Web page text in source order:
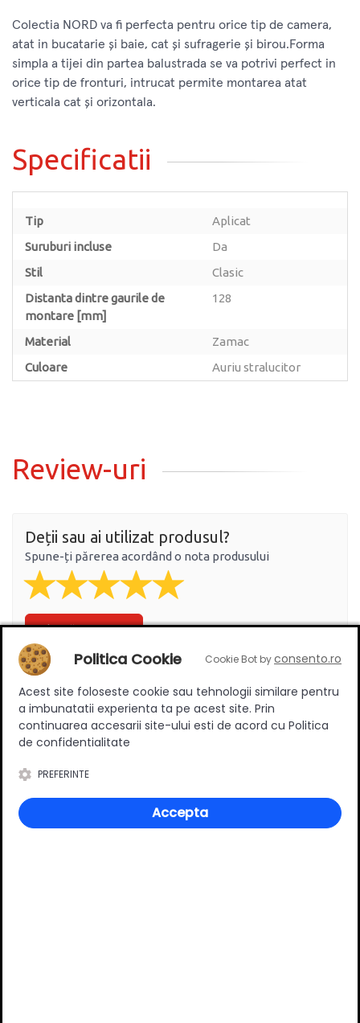
Colectia NORD va fi perfecta pentru orice tip de camera,
atat in bucatarie și baie, cat și sufragerie și birou.Forma
simpla a tijei din partea balustrada se va potrivi perfect in
orice tip de fronturi, intrucat permite montarea atat
verticala cat și orizontala.
Specificatii
Tip
Aplicat
Suruburi incluse
Da
Stil
Clasic
Distanta dintre gaurile de
montare [mm]
128
Material
Zamac
Culoare
Auriu stralucitor
Review-uri
Deții sau ai utilizat produsul?
Spune-ți părerea acordând o nota produsului
Adaugă un review
Ratingul general al produsului
0 (0 review-uri)
Politica Cookie Cookie Bot byconsento.ro
Acest site foloseste cookie sau tehnologii similare pentru
a imbunatatii experienta ta pe acest site. Prin
continuarea accesarii site-ului esti de acord cu Politica
de confidentialitate
PREFERINTE
Accepta